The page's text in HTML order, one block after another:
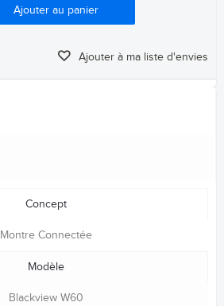
Ajouter au panier
Ajouter à ma liste d'envies
Concept
Montre Connectée
Modèle
Blackview W60